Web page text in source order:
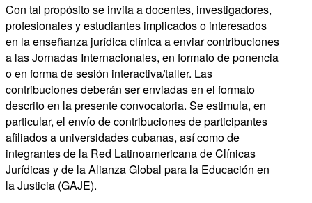
Con tal propósito se invita a docentes, investigadores,
profesionales y estudiantes implicados o interesados
en la enseñanza jurídica clínica a enviar contribuciones
a las Jornadas Internacionales, en formato de ponencia
o en forma de sesión interactiva/taller. Las
contribuciones deberán ser enviadas en el formato
descrito en la presente convocatoria. Se estimula, en
particular, el envío de contribuciones de participantes
afiliados a universidades cubanas, así como de
integrantes de la Red Latinoamericana de Clínicas
Jurídicas y de la Alianza Global para la Educación en
la Justicia (GAJE).